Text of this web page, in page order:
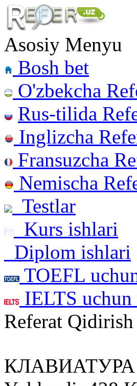
Asosiy Menyu
Bosh bet
O'zbekcha
Rus-tilida
Inglizcha
Fransuzcha
Nemischa
Testlar
Kurs ishlari
Diplom ishlari
TOEFL
IELTS
Referat Qidirish
КЛАВИАТУРА